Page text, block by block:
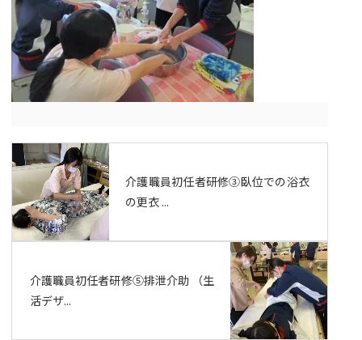
介護職員初任者研修③臥位での浴衣
の更衣 ...
介護職員初任者研修⑤排泄介助 （生
活デザ...